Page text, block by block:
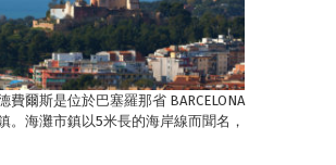
費爾斯是位於巴塞羅那省 BARCELONA
。海灘市鎮以5米長的海岸線而聞名，